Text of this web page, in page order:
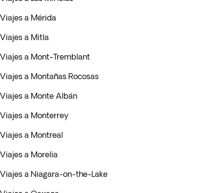
Viajes a Mérida
Viajes a Mitla
Viajes a Mont-Tremblant
Viajes a Montañas Rocosas
Viajes a Monte Albán
Viajes a Monterrey
Viajes a Montreal
Viajes a Morelia
Viajes a Niagara-on-the-Lake